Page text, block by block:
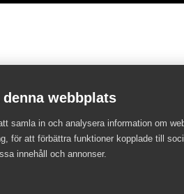
webbplats
samla in och analysera information om
för att förbättra funktioner kopplade till
innehåll och annonser.